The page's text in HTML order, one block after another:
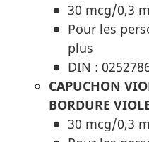
30 mcg/0,3
Pour les
plus
DIN :
CAPUCHON
BORDURE
30 mcg/0,3